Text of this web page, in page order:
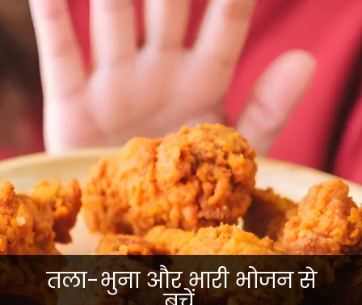
तला-भुना और भारी भोजन से